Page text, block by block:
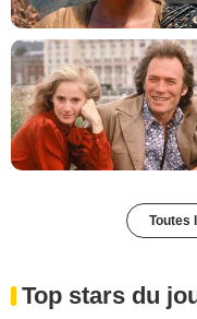
Toutes
Top stars du